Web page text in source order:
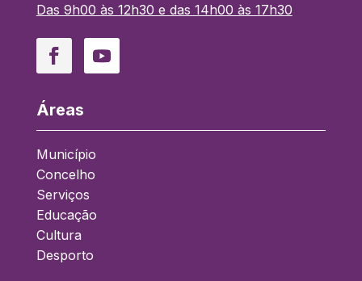
Das 9h00 às 12h30 e das 14h00 às 17h30
FacebookYouTube
Áreas
Município
Concelho
Serviços
Educação
Cultura
Desporto